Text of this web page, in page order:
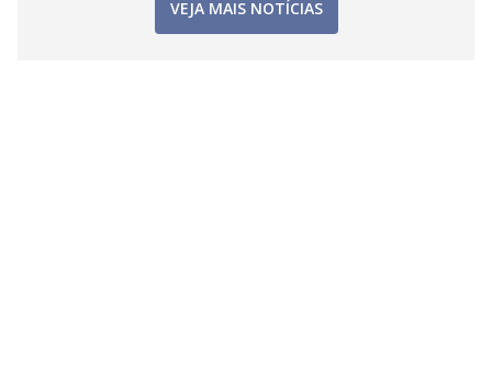
VEJA MAIS NOTÍCIAS